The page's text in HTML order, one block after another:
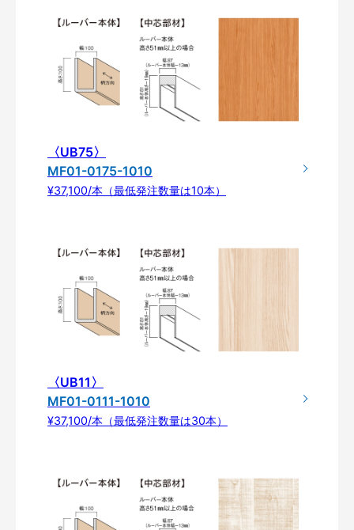
〈UB75〉
MF01-0175-1010
¥37,100/本（最低発注数量は10本）
〈UB11〉
MF01-0111-1010
¥37,100/本（最低発注数量は30本）